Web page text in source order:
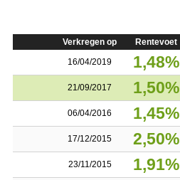
Verkregen op Rentevoet
16/04/2019
1,48%
21/09/2017 1,50%
06/04/2016 1,45%
17/12/2015 2,50%
23/11/2015 1,91%